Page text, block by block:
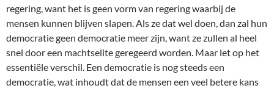
regering, want het is geen vorm van regering waarbij de
mensen kunnen blijven slapen. Als ze dat wel doen, dan zal hun
democratie geen democratie meer zijn, want ze zullen al heel
snel door een machtselite geregeerd worden. Maar let op het
essentiële verschil. Een democratie is nog steeds een
democratie, wat inhoudt dat de mensen een veel betere kans